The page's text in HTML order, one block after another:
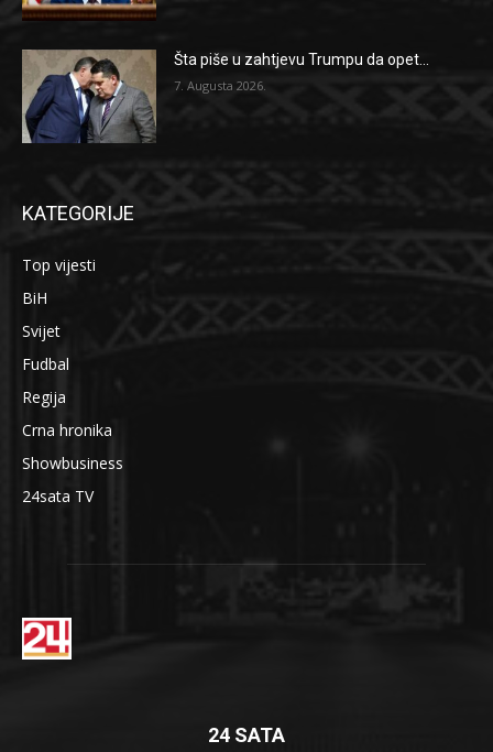
Šta piše u zahtjevu Trumpu da opet...
7. Augusta 2026.
KATEGORIJE
Top vijesti
BiH
Svijet
Fudbal
Regija
Crna hronika
Showbusiness
24sata TV
24 SATA